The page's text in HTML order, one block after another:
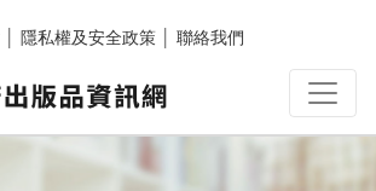
隱私權及安全政策 聯絡我們